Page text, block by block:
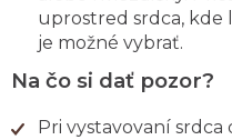
uprostred srdca, kde
je možné vybrať.
Na čo si dať pozor?
Pri vystavovaní srdca